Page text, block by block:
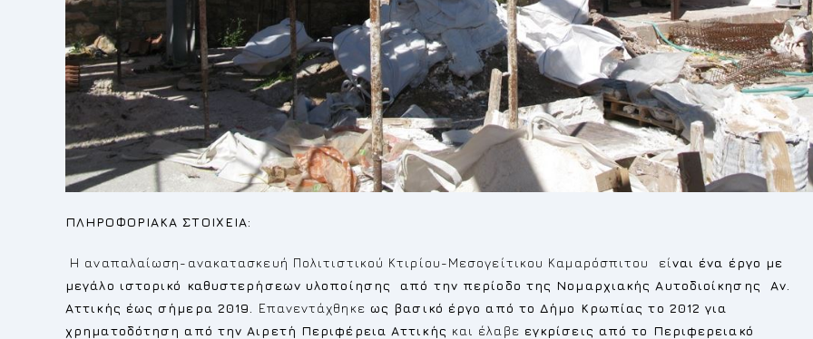
ΠΛΗΡΟΦΟΡΙΑΚΑ ΣΤΟΙΧΕΙΑ:
Η αναπαλαίωση-ανακατασκευή Πολιτιστικού Κτιρίου-Μεσογείτικου Καμαρόσπιτου είναι ένα έργο με
μεγάλο ιστορικό καθυστερήσεων υλοποίησης
από την περίοδο της Νομαρχιακής Αυτοδιοίκησης Αν.
Αττικής έως σήμερα 2019. Επανεντάχθηκε ως βασικό έργο από το Δήμο Κρωπίας το 2012 για
χρηματοδότηση από την Αιρετή Περιφέρεια Αττικής και έλαβε εγκρίσεις από το Περιφερειακό